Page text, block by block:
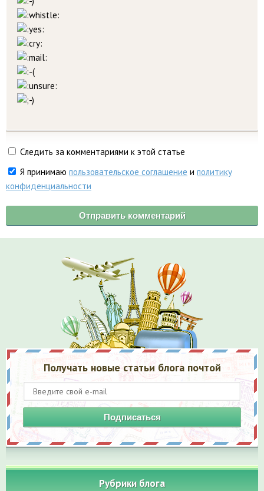
Следить за комментариями к этой статье
Я принимаю пользовательское соглашение и политику
конфиденциальности
Получать новые статьи блога почтой
Подписаться
Рубрики блога